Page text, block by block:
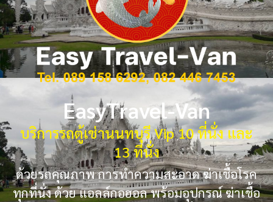
EasyTravel-Van
บริการรถตู้เช่านนทบุรี Vip 10 ที่นั่ง และ
13 ที่นั่ง
ด้วยรถคุณภาพ การทำความสะอาด ฆ่าเชื้อโรค
ทุกที่นั่ง ด้วย แอลล์กอฮอล พร้อมอุปกรณ์ ฆ่าเชื้อ